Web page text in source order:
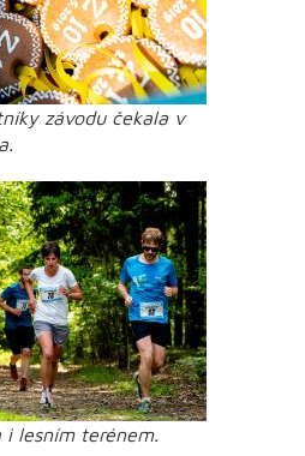
závodu čekala v
i lesním terénem.